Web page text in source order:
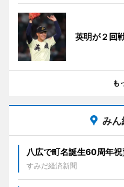
英明が２回
も
みん
八広で町名誕生60周年
すみだ経済新聞